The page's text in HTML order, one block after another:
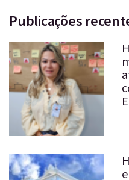
Publicações